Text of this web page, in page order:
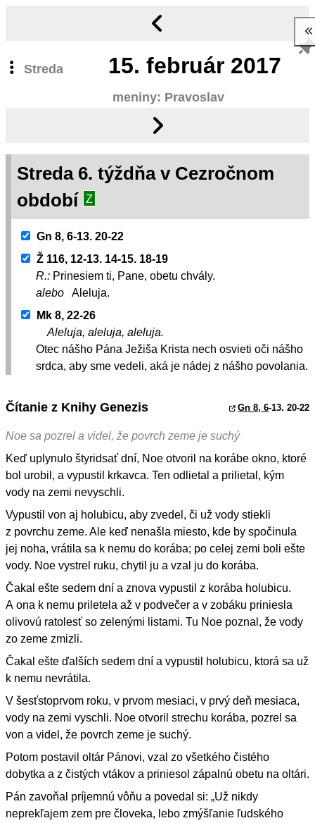
Streda 15. február 2017
meniny: Pravoslav
Streda 6. týždňa v Cezročnom
období
Z
Gn 8, 6-13. 20-22
Ž 116, 12-13. 14-15. 18-19
R.: Prinesiem ti, Pane, obetu chvály.
alebo
Aleluja.
Mk 8, 22-26
Aleluja, aleluja, aleluja.
Otec nášho Pána Ježiša Krista nech osvieti oči nášho
srdca, aby sme vedeli, aká je nádej z nášho povolania.
Čítanie z Knihy Genezis Gn 8, 6-13. 20-22
Noe sa pozrel a videl, že povrch zeme je suchý
Keď uplynulo štyridsať dní, Noe otvoril na korábe okno, ktoré
bol urobil, a vypustil krkavca. Ten odlietal a prilietal, kým
vody na zemi nevyschli.
Vypustil von aj holubicu, aby zvedel, či už vody stiekli
z povrchu zeme. Ale keď nenašla miesto, kde by spočinula
jej noha, vrátila sa k nemu do korába; po celej zemi boli ešte
vody. Noe vystrel ruku, chytil ju a vzal ju do korába.
Čakal ešte sedem dní a znova vypustil z korába holubicu.
A ona k nemu priletela až v podvečer a v zobáku priniesla
olivovú ratolesť so zelenými listami. Tu Noe poznal, že vody
zo zeme zmizli.
Čakal ešte ďalších sedem dní a vypustil holubicu, ktorá sa už
k nemu nevrátila.
V šesťstoprvom roku, v prvom mesiaci, v prvý deň mesiaca,
vody na zemi vyschli. Noe otvoril strechu korába, pozrel sa
von a videl, že povrch zeme je suchý.
Potom postavil oltár Pánovi, vzal zo všetkého čistého
dobytka a z čistých vtákov a priniesol zápalnú obetu na oltári.
Pán zavoňal príjemnú vôňu a povedal si: „Už nikdy
neprekľajem zem pre človeka, lebo zmýšľanie ľudského